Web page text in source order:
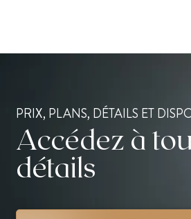
PRIX, PLANS, DÉTAILS ET
Accédez à
détails